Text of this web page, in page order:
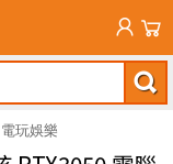
玩娛樂